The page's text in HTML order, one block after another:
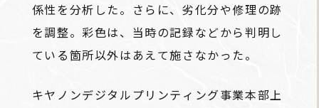
係性を分析した。さらに、劣化分や修理の跡
を調整。彩色は、当時の記録などから判明し
ている箇所以外はあえて施さなかった。
キヤノンデジタルプリンティング事業本部上